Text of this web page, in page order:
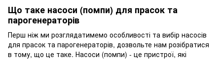
Що таке насоси (помпи) для прасок та
парогенераторів
Перш ніж ми розглядатимемо особливості та вибір насосів
для прасок та парогенераторів, дозвольте нам розібратися
в тому, що це таке. Насоси (помпи) - це пристрої, які